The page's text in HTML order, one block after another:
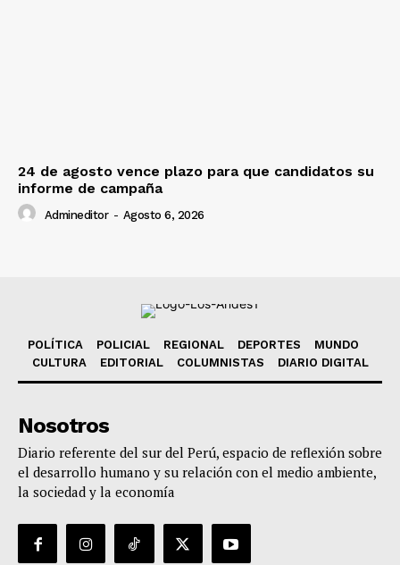
24 de agosto vence plazo para que candidatos su
informe de campaña
Admineditor - Agosto 6, 2026
POLÍTICA POLICIAL REGIONAL DEPORTES
MUNDO
CULTURA
EDITORIAL COLUMNISTAS DIARIO DIGITAL
Nosotros
Diario referente del sur del Perú, espacio de reflexión sobre
el desarrollo humano y su relación con el medio ambiente,
la sociedad y la economía